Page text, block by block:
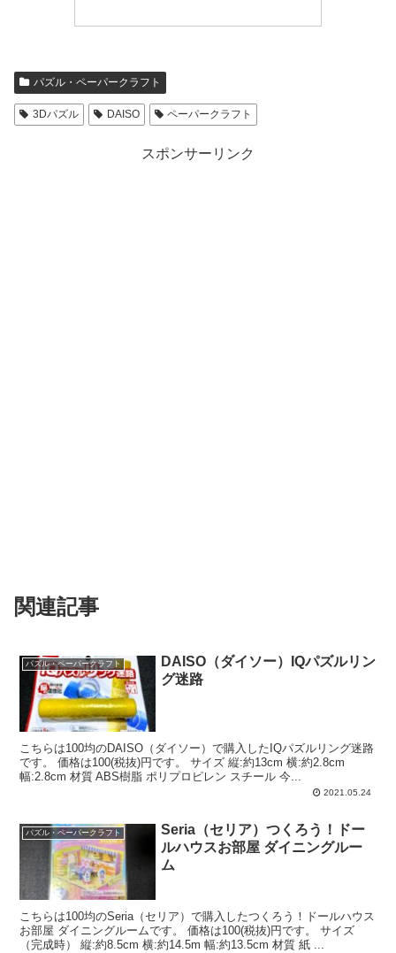
パズル・ペーパークラフト
3Dパズル DAISO ペーパークラフト
スポンサーリンク
関連記事
パズル・ペーパークラフト
DAISO（ダイソー）IQパズルリン
グ迷路
こちらは100均のDAISO（ダイソー）で購入したIQパズルリング迷路
です。 価格は100(税抜)円です。 サイズ 縦:約13cm 横:約2.8cm
幅:2.8cm 材質 ABS樹脂 ポリプロピレン スチール 今...
2021.05.24
パズル・ペーパークラフト
Seria（セリア）つくろう！ドー
ルハウスお部屋 ダイニングルー
ム
こちらは100均のSeria（セリア）で購入したつくろう！ドールハウス
お部屋 ダイニングルームです。 価格は100(税抜)円です。 サイズ
（完成時） 縦:約8.5cm 横:約14.5m 幅:約13.5cm 材質 紙 ...